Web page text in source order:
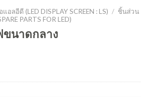
อลอีดี (LED DISPLAY SCREEN : LS) / ชิ้นส่วน
PARTS FOR LED)
ขนาดกลาง